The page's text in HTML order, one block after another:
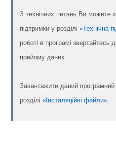
З технічних питань Ви можете
підтримки у розділі«Технічна
роботі в програмі звертайтесь
прийому даних.
Завантажити даний
розділі«Інсталяційні файли».